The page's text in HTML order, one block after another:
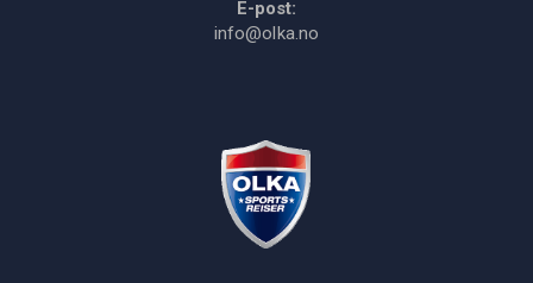
E-post:
info@olka.no